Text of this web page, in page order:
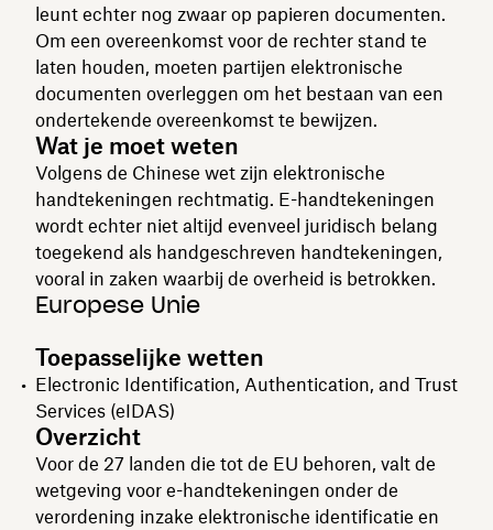
leunt echter nog zwaar op papieren documenten.
Om een overeenkomst voor de rechter stand te
laten houden, moeten partijen elektronische
documenten overleggen om het bestaan van een
ondertekende overeenkomst te bewijzen.
Wat je moet weten
Volgens de Chinese wet zijn elektronische
handtekeningen rechtmatig. E-handtekeningen
wordt echter niet altijd evenveel juridisch belang
toegekend als handgeschreven handtekeningen,
vooral in zaken waarbij de overheid is betrokken.
Europese Unie
Toepasselijke wetten
Electronic Identification, Authentication, and Trust
Services (eIDAS)
Overzicht
Voor de 27 landen die tot de EU behoren, valt de
wetgeving voor e-handtekeningen onder de
verordening inzake elektronische identificatie en